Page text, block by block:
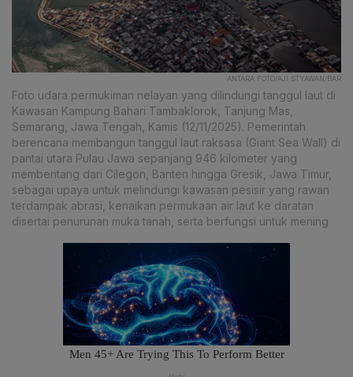
ANTARA FOTO/AJI STYAWAN/BAR
Foto udara permukiman nelayan yang dilindungi tanggul laut di
Kawasan Kampung Bahari Tambaklorok, Tanjung Mas,
Semarang, Jawa Tengah, Kamis (12/11/2025). Pemerintah
berencana membangun tanggul laut raksasa (Giant Sea Wall) di
pantai utara Pulau Jawa sepanjang 946 kilometer yang
membentang dari Cilegon, Banten hingga Gresik, Jawa Timur,
sebagai upaya untuk melindungi kawasan pesisir yang rawan
terdampak abrasi, kenaikan permukaan air laut ke daratan
disertai penurunan muka tanah, serta berfungsi untuk mening